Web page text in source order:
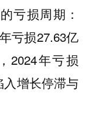
亏损周期：
亏损27.63亿
2024年亏损
入增长停滞与